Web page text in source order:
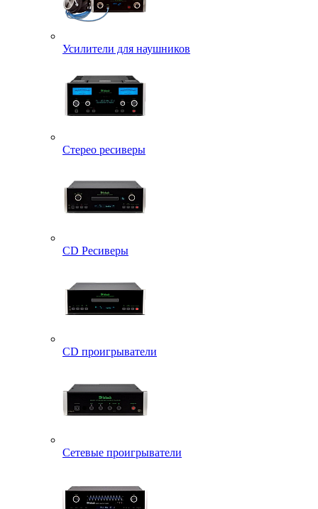
Усилители для наушников
Стерео ресиверы
CD Ресиверы
CD проигрыватели
Сетевые проигрыватели